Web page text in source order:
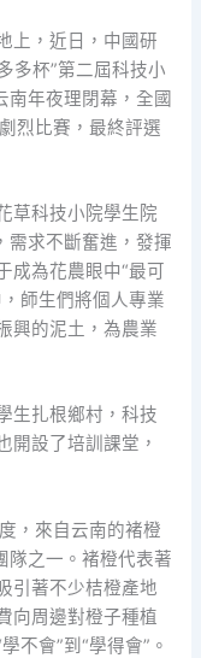
上，近日，中國研
多杯”第二屆科技小
南年夜理閉幕，全國
烈比賽，最終評選
草科技小院學生院
需求不斷奮進，發揮
成為花農眼中“最可
師生們將個人專業
興的泥土，為農業
生扎根鄉村，科技
開設了培訓課堂，
，來自云南的褚橙
隊之一。褚橙代表著
引著不少桔橙產地
向周邊對橙子種植
不會”到“學得會”。